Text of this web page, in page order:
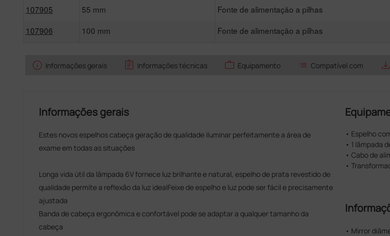
107905 55 mm Fonte de alimentação a pilhas
107906 100 mm Fonte de alimentação a pilhas
info Informações gerais assignment Informações técnicas work Equipamento list Compatível com save_alt
Informações gerais
Estes novos espelhos cabeça geração de qualidade iluminar perfeitamente a área de
exame em todas as situações
Longa vida útil da lâmpada 6V fornece luz brilhante e natural, espelho de prata revestido de
qualidade permite a reflexão da luz idealFeixe de espelho e luz pode ser fácil e precisamente
ajustada
Banda de cabeça ergonômica e confortável pode se adaptar a qualquer tamanho da
cabeça
• Espelho
• 1 lâmpada
• Cabo de
•
• Mirror